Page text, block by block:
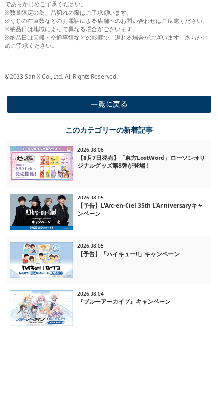
であらかじめご了承ください。
※数量限定の為、品切れの際はご了承願います。
※くじの在庫数などのお電話による店舗へのお問い合わせはご遠慮ください。
※納品日は地域によって異なる場合がございます。
※納品日は天候・交通事情などの影響で、遅れる場合がございます。あらかじ
めご了承ください。
©2023 San-X Co., Ltd. All Rights Reserved.
このカテゴリーの新着記事
2026.08.06
【8月7日発売】「東方LostWord」ローソンオリ
ジナルグッズ第8弾が登場！
2026.08.05
【予告】L'Arc-en-Ciel 35th L'Anniversaryキャ
ンペーン
2026.08.05
【予告】「ハイキュー!!」キャンペーン
2026.08.04
『ブルーアーカイブ』キャンペーン